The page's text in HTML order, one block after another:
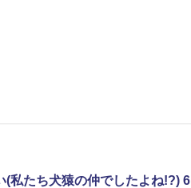
(私たち犬猿の仲でしたよね!?) 6